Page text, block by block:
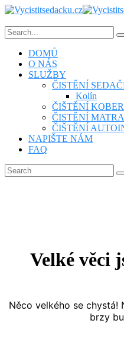
DOMŮ
O NÁS
SLUŽBY
ČISTĚNÍ
Kolín
ČIŠTĚNÍ
ČISTĚNÍ
ČIŠTĚNÍ
NAPIŠTE NÁM
FAQ
Velké věci
Něco velkého se
brzy